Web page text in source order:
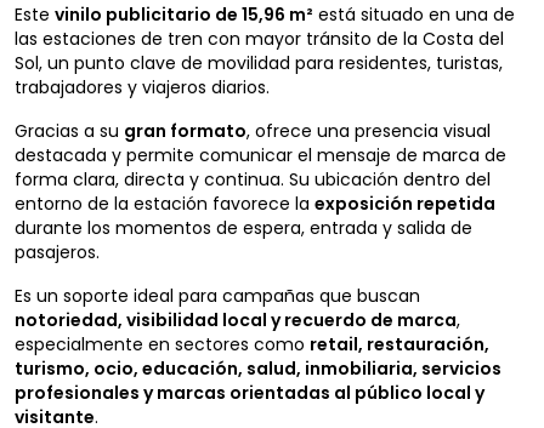
Este vinilo publicitario de 15,96 m² está situado en una de
las estaciones de tren con mayor tránsito de la Costa del
Sol, un punto clave de movilidad para residentes, turistas,
trabajadores y viajeros diarios.
Gracias a su gran formato, ofrece una presencia visual
destacada y permite comunicar el mensaje de marca de
forma clara, directa y continua. Su ubicación dentro del
entorno de la estación favorece la exposición repetida
durante los momentos de espera, entrada y salida de
pasajeros.
Es un soporte ideal para campañas que buscan
notoriedad, visibilidad local y recuerdo de marca,
especialmente en sectores como retail, restauración,
turismo, ocio, educación, salud, inmobiliaria, servicios
profesionales y marcas orientadas al público local y
visitante.